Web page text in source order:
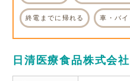
終電までに帰れる 車・バ
日清医療食品株式会